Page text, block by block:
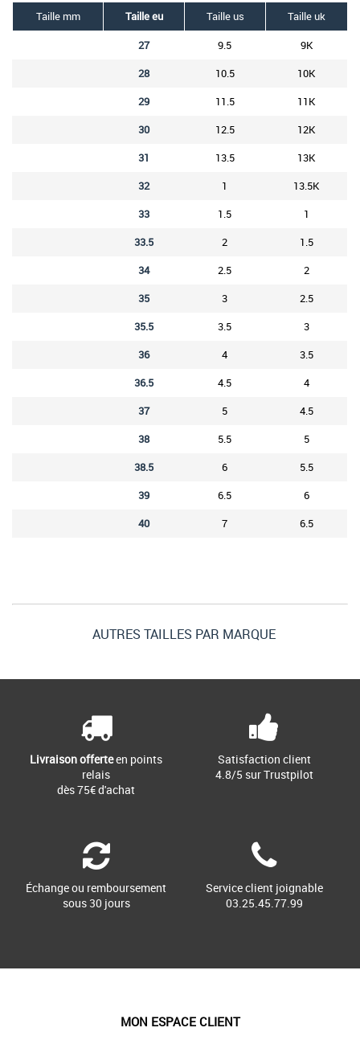
AUTRES TAILLES PAR MARQUE
Taille mm Taille eu Taille us
Taille uk
27
9.5
9K
28
10.5
10K
29
11.5
11K
30
12.5
12K
31
13.5
13K
32
1
13.5K
33
1.5
1
33.5
2
1.5
34
2.5
2
35
3
2.5
35.5
3.5
3
36
4
3.5
36.5
4.5
4
37
5
4.5
38
5.5
5
38.5
6
5.5
39
6.5
6
40
7 6.5
Livraison offerteen points
relais
dès 75€ d'achat
Satisfaction client
4.8/5 sur Trustpilot
Échange ou remboursement
sous 30 jours
Service client joignable
03.25.45.77.99
MON ESPACE CLIENT